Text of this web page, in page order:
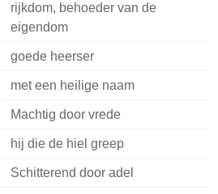
rijkdom, behoeder van de
eigendom
goede heerser
met een heilige naam
Machtig door vrede
hij die de hiel greep
Schitterend door adel